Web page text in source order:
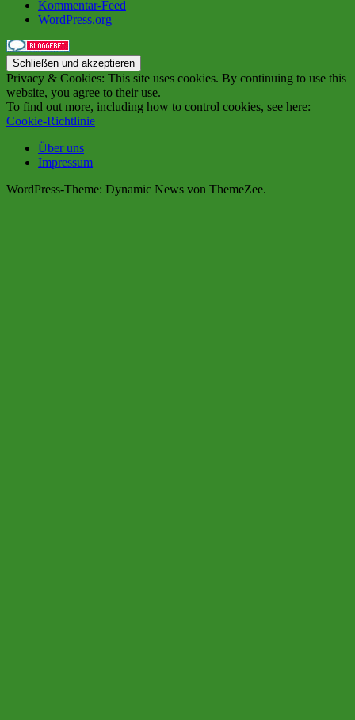
Kommentar-Feed
WordPress.org
Privacy & Cookies: This site uses cookies. By continuing to use this
website, you agree to their use.
To find out more, including how to control cookies, see here:
Cookie-Richtlinie
Über uns
Impressum
WordPress-Theme: Dynamic News von ThemeZee.